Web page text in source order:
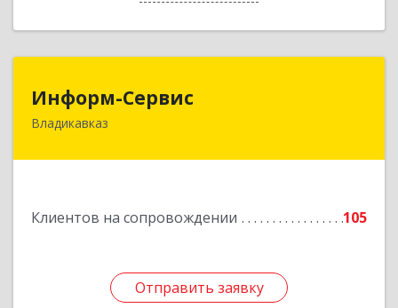
Информ-Сервис
Владикавказ
Клиентов на сопровождении 105
Отправить заявку
362020, Северная Осетия - Алания Респ,
Отправить заявку